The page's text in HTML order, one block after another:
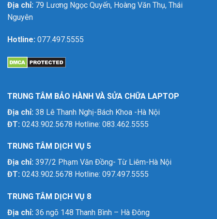
Địa chỉ: 79 Lương Ngọc Quyến, Hoàng Văn Thụ, Thái
Nguyên
Hotline: 077.497.5555
TRUNG TÂM BẢO HÀNH VÀ SỬA CHỮA LAPTOP
Địa chỉ: 38 Lê Thanh Nghị-Bách Khoa -Hà Nội
ĐT: 0243.902.5678 Hotline: 083.462.5555
TRUNG TÂM DỊCH VỤ 5
Địa chỉ: 397/2 Phạm Văn Đồng- Từ Liêm-Hà Nội
ĐT: 0243.902.5678 Hotline: 097.497.5555
TRUNG TÂM DỊCH VỤ 8
Địa chỉ: 36 ngõ 148 Thanh Bình – Hà Đông